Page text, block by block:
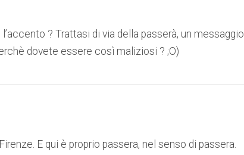
? Trattasi di via della passerà, un messaggio
dovete essere così maliziosi ? ;O)
E qui è proprio passera, nel senso di passera.